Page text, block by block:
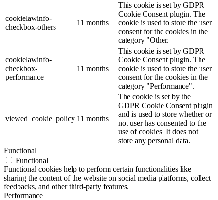
cookielawinfo-
checkbox-others
11 months
This cookie is set by GDPR
Cookie Consent plugin. The
cookie is used to store the user
consent for the cookies in the
category "Other.
cookielawinfo-
checkbox-
performance
11 months
This cookie is set by GDPR
Cookie Consent plugin. The
cookie is used to store the user
consent for the cookies in the
category "Performance".
viewed_cookie_policy 11 months
The cookie is set by the
GDPR Cookie Consent plugin
and is used to store whether or
not user has consented to the
use of cookies. It does not
store any personal data.
Functional
Functional
Functional cookies help to perform certain functionalities like
sharing the content of the website on social media platforms, collect
feedbacks, and other third-party features.
Performance